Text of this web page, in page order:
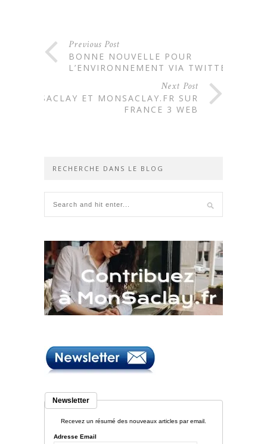
Previous Post
BONNE NOUVELLE POUR
L’ENVIRONNEMENT VIA TWITTER
Next Post
SACLAY ET MONSACLAY.FR SUR
FRANCE 3 WEB
RECHERCHE DANS LE BLOG
Newsletter
Recevez un résumé des nouveaux articles par email.
Adresse Email